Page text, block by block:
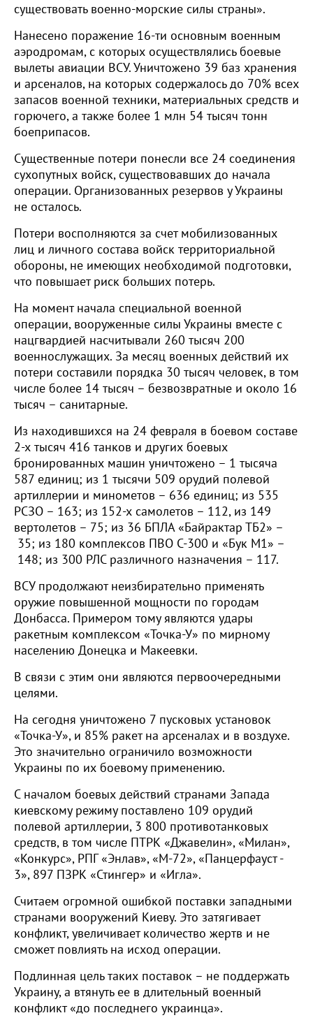
существовать военно-морские силы страны».
Нанесено поражение 16-ти основным военным
аэродромам, с которых осуществлялись боевые
вылеты авиации ВСУ. Уничтожено 39 баз хранения
и арсеналов, на которых содержалось до 70% всех
запасов военной техники, материальных средств и
горючего, а также более 1 млн 54 тысяч тонн
боеприпасов.
Существенные потери понесли все 24 соединения
сухопутных войск, существовавших до начала
операции. Организованных резервов у Украины
не осталось.
Потери восполняются за счет мобилизованных
лиц и личного состава войск территориальной
обороны, не имеющих необходимой подготовки,
что повышает риск больших потерь.
На момент начала специальной военной
операции, вооруженные силы Украины вместе с
нацгвардией насчитывали 260 тысяч 200
военнослужащих. За месяц военных действий их
потери составили порядка 30 тысяч человек, в том
числе более 14 тысяч – безвозвратные и около 16
тысяч – санитарные.
Из находившихся на 24 февраля в боевом составе
2-х тысяч 416 танков и других боевых
бронированных машин уничтожено – 1 тысяча
587 единиц; из 1 тысячи 509 орудий полевой
артиллерии и минометов – 636 единиц; из 535
РСЗО – 163; из 152-х самолетов – 112, из 149
вертолетов – 75; из 36 БПЛА «Байрактар ТБ2» –
35; из 180 комплексов ПВО С-300 и «Бук М1» –
148; из 300 РЛС различного назначения – 117.
ВСУ продолжают неизбирательно применять
оружие повышенной мощности по городам
Донбасса. Примером тому являются удары
ракетным комплексом «Точка-У» по мирному
населению Донецка и Макеевки.
В связи с этим они являются первоочередными
целями.
На сегодня уничтожено 7 пусковых установок
«Точка-У», и 85% ракет на арсеналах и в воздухе.
Это значительно ограничило возможности
Украины по их боевому применению.
С началом боевых действий странами Запада
киевскому режиму поставлено 109 орудий
полевой артиллерии, 3 800 противотанковых
средств, в том числе ПТРК «Джавелин», «Милан»,
«Конкурс», РПГ «Энлав», «М-72», «Панцерфауст -
3», 897 ПЗРК «Стингер» и «Игла».
Считаем огромной ошибкой поставки западными
странами вооружений Киеву. Это затягивает
конфликт, увеличивает количество жертв и не
сможет повлиять на исход операции.
Подлинная цель таких поставок – не поддержать
Украину, а втянуть ее в длительный военный
конфликт «до последнего украинца».